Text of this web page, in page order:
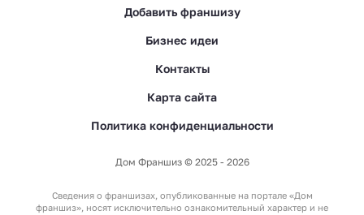
Добавить франшизу
Бизнес идеи
Контакты
Карта сайта
Политика конфиденциальности
Дом Франшиз © 2025 - 2026